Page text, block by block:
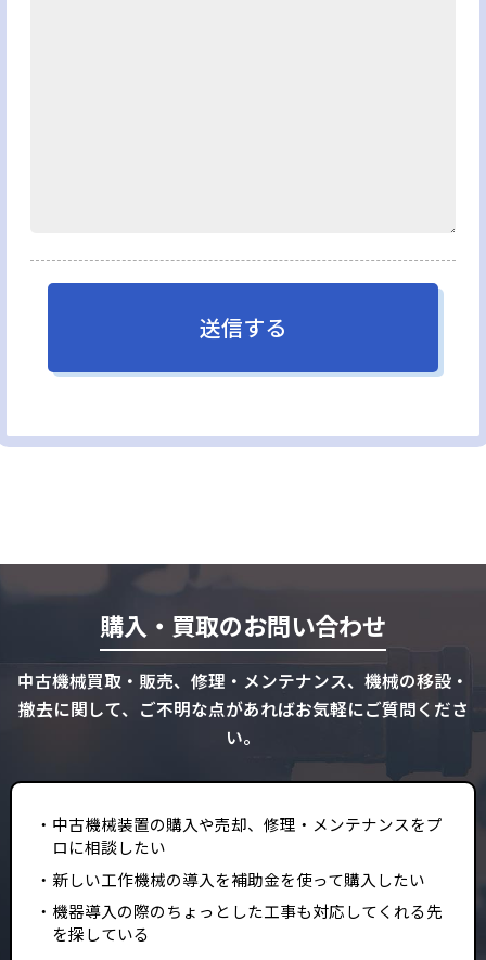
購入・買取のお問い合わせ
中古機械買取・販売、修理・メンテナンス、機械の移設・
撤去に関して、ご不明な点があればお気軽にご質問くださ
い。
中古機械装置の購入や売却、修理・メンテナンスをプ
ロに相談したい
新しい工作機械の導入を補助金を使って購入したい
機器導入の際のちょっとした工事も対応してくれる先
を探している